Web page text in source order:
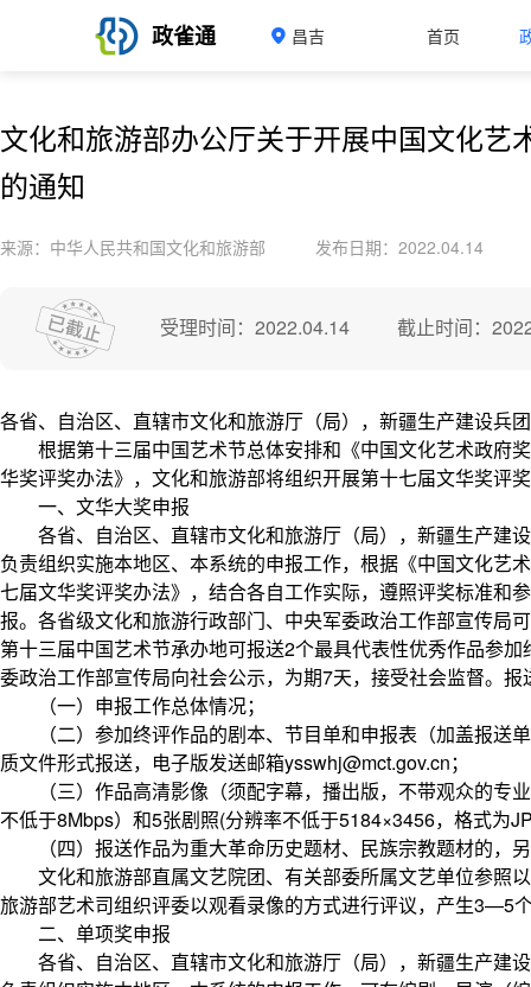
政雀通 昌吉 首页
文化和旅游部办公厅关于开展中国文化
的通知
来源：中华人民共和国文化和旅游部 发布日期：2022.04.14
受理时间：2022.04.14 截止时间：